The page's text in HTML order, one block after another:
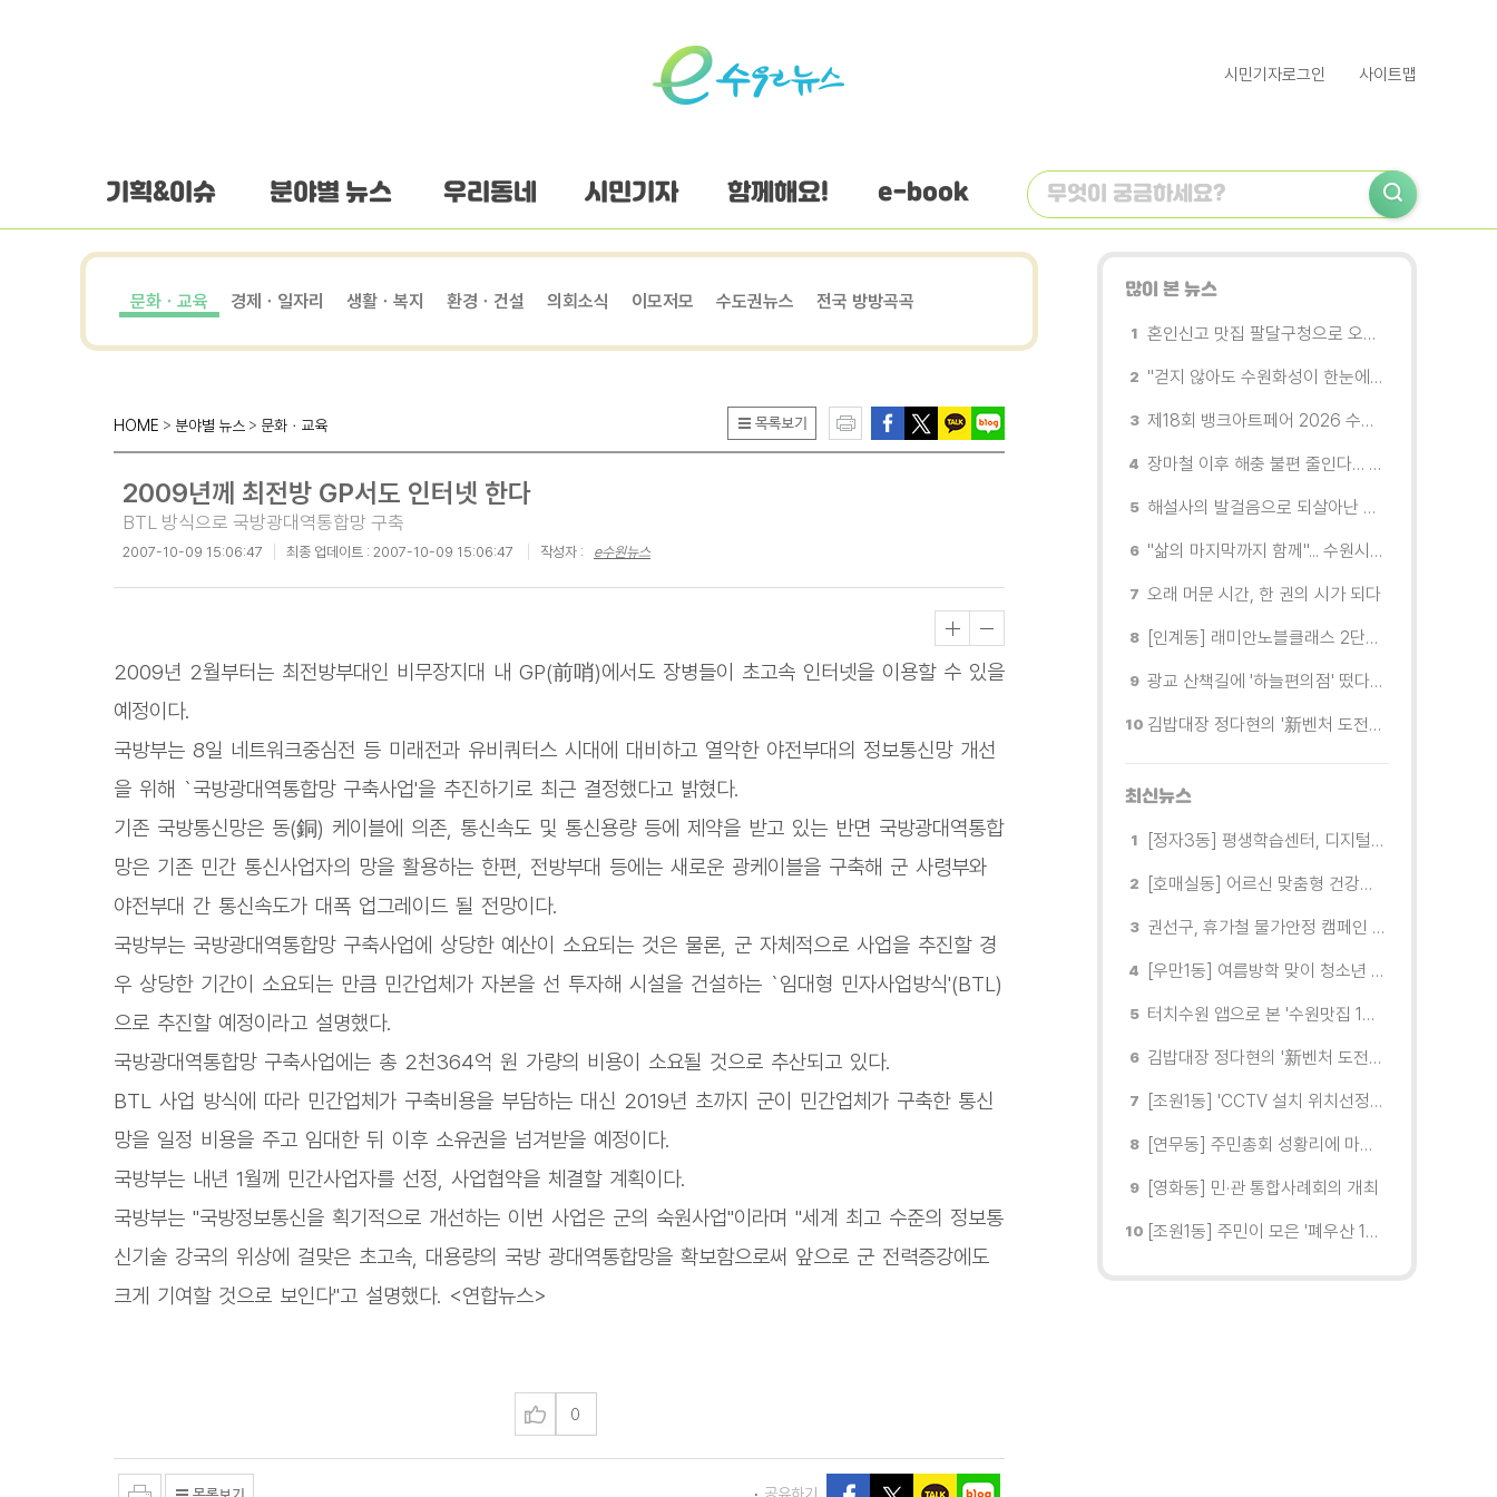
시민기자로그인 사이트맵
기획&이슈 분야별 뉴스 우리동네 시민기자 함께해요! e-book
문화ㆍ교육 경제ㆍ일자리 생활ㆍ복지 환경ㆍ건설 의회소식 이모저모 수도권뉴스 전국 방방곡곡
HOME > 분야별 뉴스 > 문화ㆍ교육
2009년께 최전방 GP서도 인터넷 한다
BTL 방식으로 국방광대역통합망 구축
2007-10-09 15:06:47 최종 업데이트 : 2007-10-09 15:06:47 작성자 : e수원뉴스
2009년 2월부터는 최전방부대인 비무장지대 내 GP(前哨)에서도 장병들이 초고속 인터넷을 이용할 수 있을
예정이다.
국방부는 8일 네트워크중심전 등 미래전과 유비쿼터스 시대에 대비하고 열악한 야전부대의 정보통신망 개선
을 위해 `국방광대역통합망 구축사업'을 추진하기로 최근 결정했다고 밝혔다.
기존 국방통신망은 동(銅) 케이블에 의존, 통신속도 및 통신용량 등에 제약을 받고 있는 반면 국방광대역통합
망은 기존 민간 통신사업자의 망을 활용하는 한편, 전방부대 등에는 새로운 광케이블을 구축해 군 사령부와
야전부대 간 통신속도가 대폭 업그레이드 될 전망이다.
국방부는 국방광대역통합망 구축사업에 상당한 예산이 소요되는 것은 물론, 군 자체적으로 사업을 추진할 경
우 상당한 기간이 소요되는 만큼 민간업체가 자본을 선 투자해 시설을 건설하는 `임대형 민자사업방식'(BTL)
으로 추진할 예정이라고 설명했다.
국방광대역통합망 구축사업에는 총 2천364억 원 가량의 비용이 소요될 것으로 추산되고 있다.
BTL 사업 방식에 따라 민간업체가 구축비용을 부담하는 대신 2019년 초까지 군이 민간업체가 구축한 통신
망을 일정 비용을 주고 임대한 뒤 이후 소유권을 넘겨받을 예정이다.
국방부는 내년 1월께 민간사업자를 선정, 사업협약을 체결할 계획이다.
국방부는 "국방정보통신을 획기적으로 개선하는 이번 사업은 군의 숙원사업"이라며 "세계 최고 수준의 정보통
신기술 강국의 위상에 걸맞은 초고속, 대용량의 국방 광대역통합망을 확보함으로써 앞으로 군 전력증강에도
크게 기여할 것으로 보인다"고 설명했다. <연합뉴스>
0
많이 본 뉴스
혼인신고 맛집 팔달구청으로 오세요
"걷지 않아도 수원화성이 한눈에"…무장애 관광버스 '수원행차' 타보니
제18회 뱅크아트페어 2026 수원 개막, '나도 그림을 소유한다'
장마철 이후 해충 불편 줄인다… 영통구보건소, 신동수변공원·원천리천 집중 방제
해설사의 발걸음으로 되살아난 수원의 독립운동 역사
"삶의 마지막까지 함께"... 수원시 8개 기관, 어르신 돌봄의 손을 맞잡다
오래 머문 시간, 한 권의 시가 되다
[인계동] 래미안노블클래스 2단지 경로당, 무더위 속 독거노인에게 '따뜻한 한 끼' 대접
광교 산책길에 '하늘편의점' 떴다… 드론배송 시연
김밥대장 정다현의 '新벤처 도전이야기'
최신뉴스
[정자3동] 평생학습센터, 디지털 생활문해교실 개강
[호매실동] 어르신 맞춤형 건강특화사업 「은빛반짝 실버종이공방」 운영
권선구, 휴가철 물가안정 캠페인 전개
[우만1동] 여름방학 맞이 청소년 유해환경 캠페인 실시
터치수원 앱으로 본 '수원맛집 100선'... 장안구 맛집을 찾다
김밥대장 정다현의 '新벤처 도전이야기'
[조원1동] 'CCTV 설치 위치선정협의회' 회의 개최
[연무동] 주민총회 성황리에 마무리
[영화동] 민·관 통합사례회의 개최
[조원1동] 주민이 모은 '폐우산 100개' 수원여대에 1차 전달